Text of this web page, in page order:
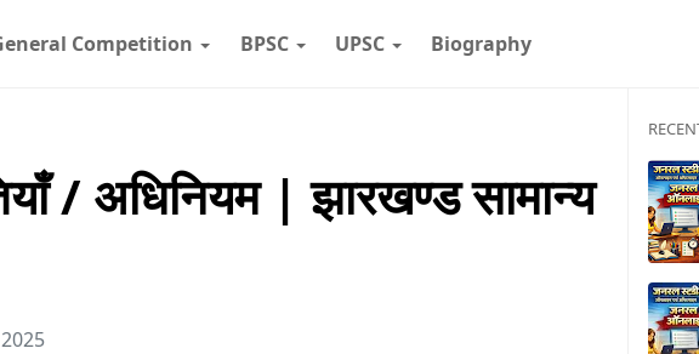
Competition BPSC UPSC Biography
/ अधिनियम | झारखण्ड सामान्य
2025